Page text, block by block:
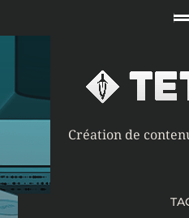
Création de